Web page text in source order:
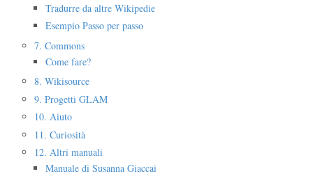
Tradurre da altre Wikipedie
Esempio Passo per passo
7. Commons
Come fare?
8. Wikisource
9. Progetti GLAM
10. Aiuto
11. Curiosità
12. Altri manuali
Manuale di Susanna Giaccai